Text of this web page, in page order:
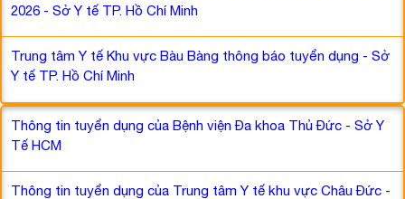
2026 - Sở Y tế TP. Hồ Chí Minh
Trung tâm Y tế Khu vực Bàu Bàng thông báo tuyển dụng - Sở
Y tế TP. Hồ Chí Minh
Thông tin tuyển dụng của Bệnh viện Đa khoa Thủ Đức - Sở Y
Tế HCM
Thông tin tuyển dụng của Trung tâm Y tế khu vực Châu Đức -